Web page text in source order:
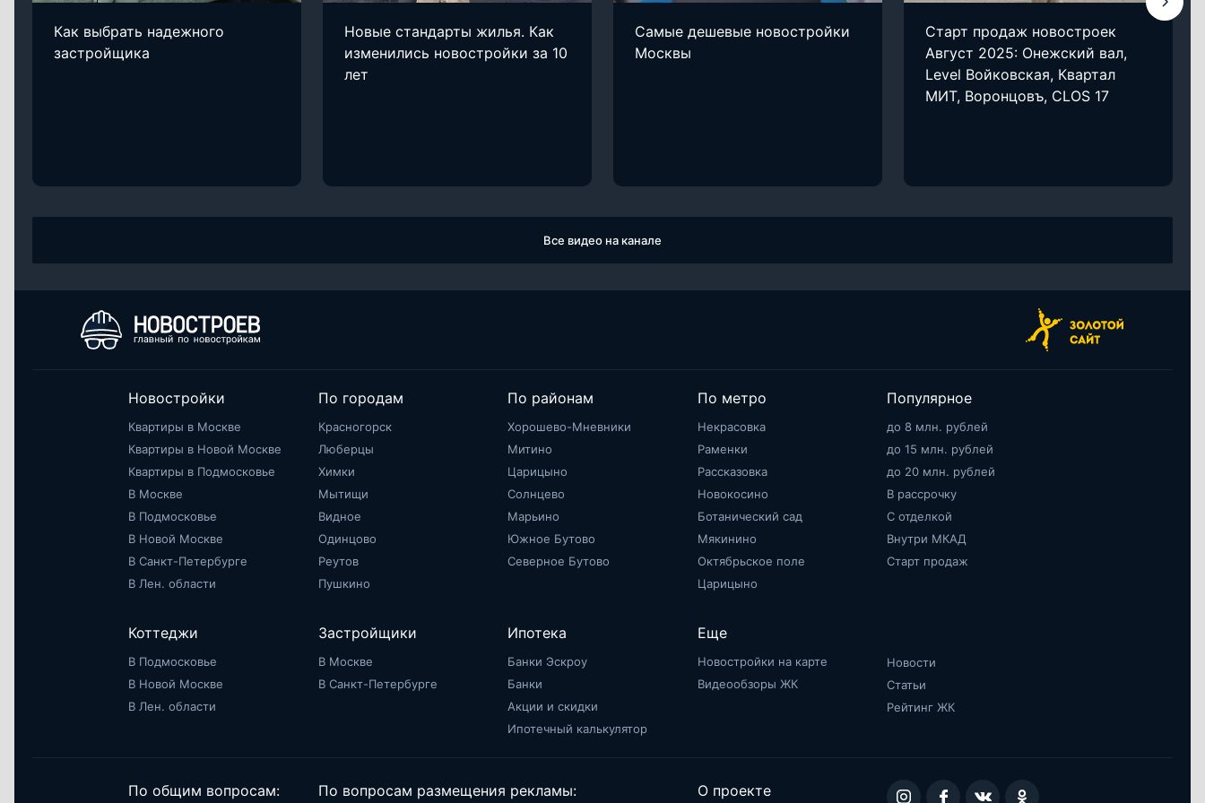
Как выбрать надежного
застройщика
Новые стандарты жилья. Как
изменились новостройки за 10
лет
Самые дешевые новостройки
Москвы
Старт продаж новостроек
Август 2025: Онежский вал,
Level Войковская, Квартал
МИТ, Воронцовъ, CLOS 17
Все видео на канале
Новостройки
Квартиры в Москве
Квартиры в Новой Москве
Квартиры в Подмосковье
В Москве
В Подмосковье
В Новой Москве
В Санкт-Петербурге
В Лен. области
По городам
Красногорск
Люберцы
Химки
Мытищи
Видное
Одинцово
Реутов
Пушкино
По районам
Хорошево-Мневники
Митино
Царицыно
Солнцево
Марьино
Южное Бутово
Северное Бутово
По метро
Некрасовка
Раменки
Рассказовка
Новокосино
Ботанический сад
Мякинино
Октябрьское поле
Царицыно
Популярное
до 8 млн. рублей
до 15 млн. рублей
до 20 млн. рублей
В рассрочку
С отделкой
Внутри МКАД
Старт продаж
Коттеджи
В Подмосковье
В Новой Москве
В Лен. области
Застройщики
В Москве
В Санкт-Петербурге
Ипотека
Банки Эскроу
Банки
Акции и скидки
Ипотечный калькулятор
Еще
Новостройки на карте
Видеообзоры ЖК
Новости
Статьи
Рейтинг ЖК
По общим вопросам: По вопросам размещения рекламы: О проекте